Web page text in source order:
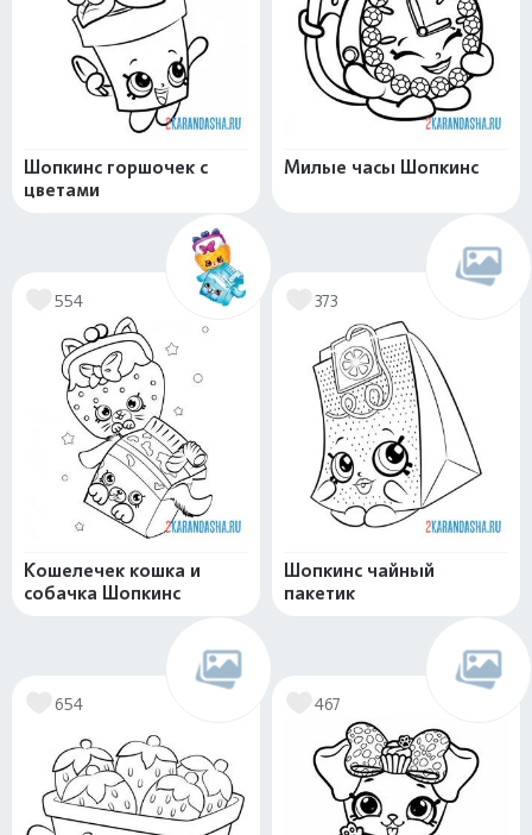
Шопкинс горшочек с
цветами
Милые часы Шопкинс
554
Кошелечек кошка и
собачка Шопкинс
373
Шопкинс чайный
пакетик
654 467